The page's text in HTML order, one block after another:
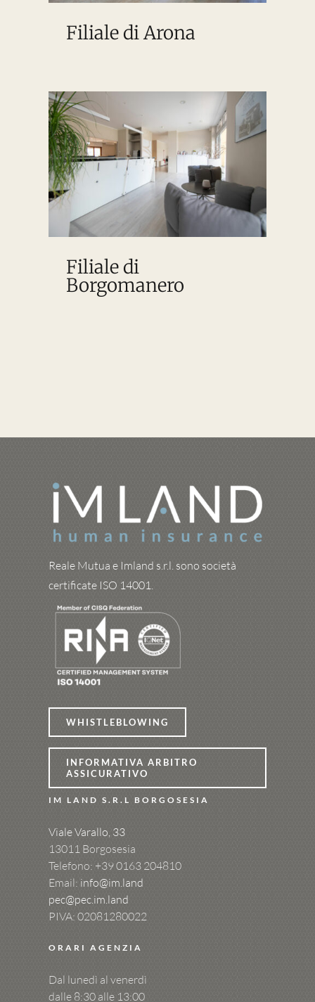
Filiale di Arona
Filiale di
Borgomanero
Reale Mutua e Imland s.r.l. sono società
certificate ISO 14001.
WHISTLEBLOWING
INFORMATIVA ARBITRO
ASSICURATIVO
IM LAND S.R.L BORGOSESIA
Viale Varallo, 33
13011 Borgosesia
Telefono: +390163 204810
Email: info@im.land
pec@pec.im.land
PIVA: 02081280022
ORARI AGENZIA
Dal lunedì al venerdì
dalle 8:30 alle 13:00